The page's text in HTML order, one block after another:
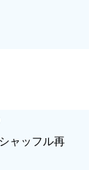
ャッフル再